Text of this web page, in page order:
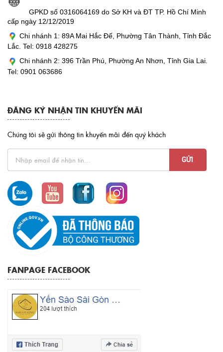
GPKD số 0316064169 do Sở KH và ĐT TP. Hồ Chí Minh
cấp ngày 12/12/2019
Chi nhánh 1: 89A Mai Hắc Đế, Phường Tân Thành, Tỉnh Đắc
Lắc. Tel: 0918 428275
Chi nhánh 2: 396 Trần Phú, Phường An Nhơn, Tỉnh Gia Lai.
Tel: 0901 063686
ĐĂNG KÝ NHẬN TIN KHUYẾN MÃI
Chúng tôi sẽ gửi thông tin khuyến mãi đến quý khách
FANPAGE FACEBOOK